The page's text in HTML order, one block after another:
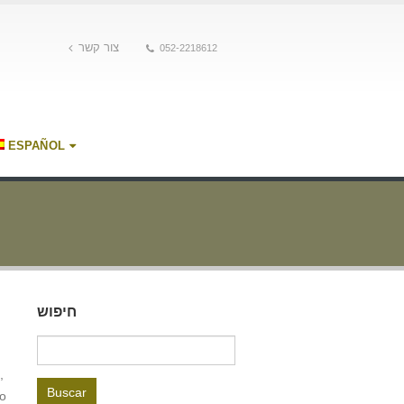
צור קשר 052-2218612
ESPAÑOL
חיפוש